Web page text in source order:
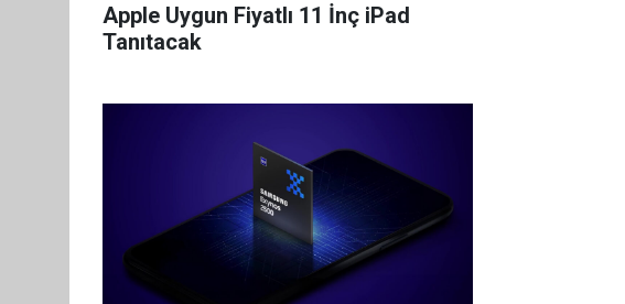
Apple Uygun Fiyatlı 11 İnç iPad
Tanıtacak